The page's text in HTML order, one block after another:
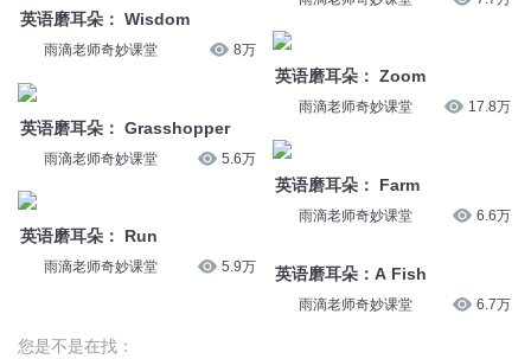
英语磨耳朵： Wisdom
雨滴老师奇妙课堂 8万
英语磨耳朵： Grasshopper
雨滴老师奇妙课堂 5.6万
英语磨耳朵： Run
雨滴老师奇妙课堂 5.9万
英语磨耳朵： Zoom
雨滴老师奇妙课堂 17.8万
英语磨耳朵： Farm
雨滴老师奇妙课堂 6.6万
英语磨耳朵：A Fish
雨滴老师奇妙课堂 6.7万
您是不是在找：